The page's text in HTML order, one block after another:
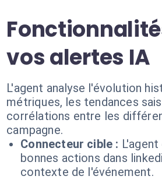
vos alertes IA
L'agent analyse l'évolution
métriques, les tendances
corrélations entre les
campagne.
Connecteur cible :
bonnes actions dans
contexte de l'événement.